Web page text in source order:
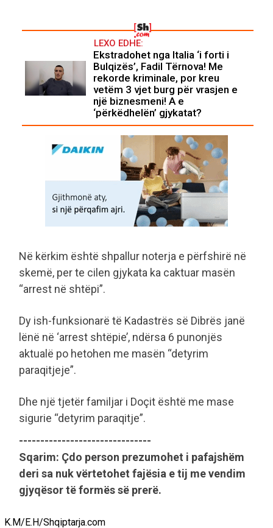
LEXO EDHE:
Ekstradohet nga Italia ‘i forti i
Bulqizës’, Fadil Tërnova! Me
rekorde kriminale, por kreu
vetëm 3 vjet burg për vrasjen e
një biznesmeni! A e
‘përkëdhelën’ gjykatat?
Në kërkim është shpallur noterja e përfshirë në
skemë, per te cilen gjykata ka caktuar masën
“arrest në shtëpi”.
Dy ish-funksionarë të Kadastrës së Dibrës janë
lënë në ‘arrest shtëpie’, ndërsa 6 punonjës
aktualë po hetohen me masën “detyrim
paraqitjeje”.
Dhe një tjetër familjar i Doçit është me mase
sigurie “detyrim paraqitje”.
-------------------------------
Sqarim: Çdo person prezumohet i pafajshëm
deri sa nuk vërtetohet fajësia e tij me vendim
gjyqësor të formës së prerë.
K.M/E.H/Shqiptarja.com